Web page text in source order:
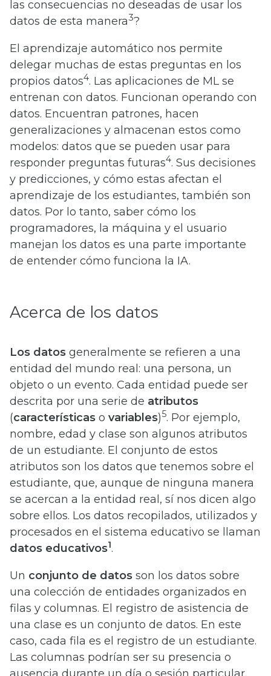
las consecuencias no deseadas de usar los
datos de esta manera3?
El aprendizaje automático nos permite
delegar muchas de estas preguntas en los
propios datos4. Las aplicaciones de ML se
entrenan con datos. Funcionan operando con
datos. Encuentran patrones, hacen
generalizaciones y almacenan estos como
modelos: datos que se pueden usar para
responder preguntas futuras4. Sus decisiones
y predicciones, y cómo estas afectan el
aprendizaje de los estudiantes, también son
datos. Por lo tanto, saber cómo los
programadores, la máquina y el usuario
manejan los datos es una parte importante
de entender cómo funciona la IA.
Acerca de los datos
Los datos generalmente se refieren a una
entidad del mundo real: una persona, un
objeto o un evento. Cada entidad puede ser
descrita por una serie de atributos
(características o variables)5. Por ejemplo,
nombre, edad y clase son algunos atributos
de un estudiante. El conjunto de estos
atributos son los datos que tenemos sobre el
estudiante, que, aunque de ninguna manera
se acercan a la entidad real, sí nos dicen algo
sobre ellos. Los datos recopilados, utilizados y
procesados en el sistema educativo se llaman
datos educativos1.
Un conjunto de datos son los datos sobre
una colección de entidades organizados en
filas y columnas. El registro de asistencia de
una clase es un conjunto de datos. En este
caso, cada fila es el registro de un estudiante.
Las columnas podrían ser su presencia o